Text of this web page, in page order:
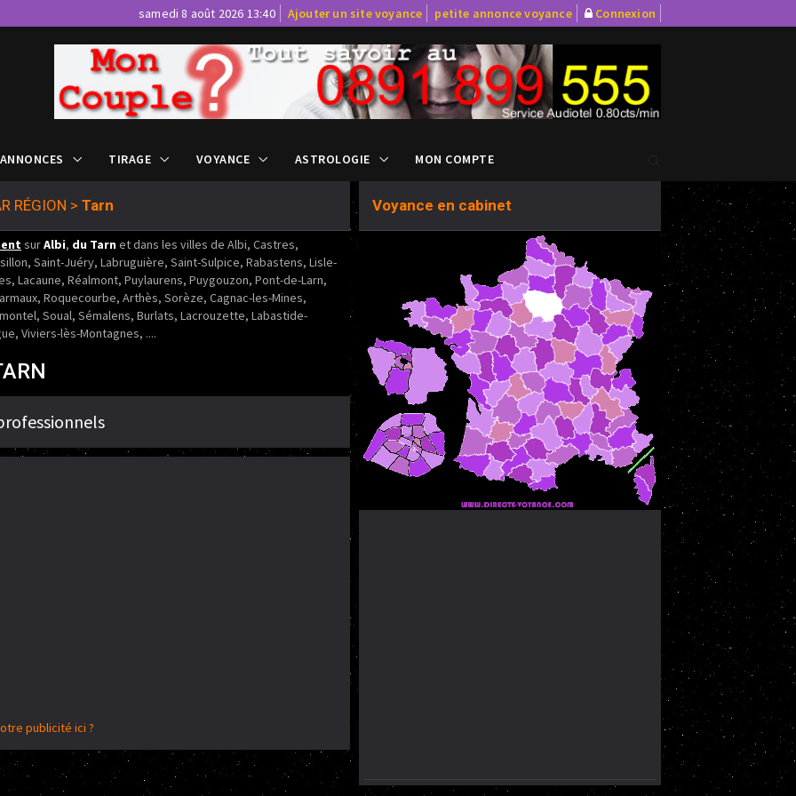
samedi 8 août 2026 13:40 Ajouter un site voyance petite annonce voyance Connexion
TIRAGE VOYANCE ASTROLOGIE MON COMPTE
RÉGION > Tarn
surAlbi, du Tarnet dans les villes de Albi, Castres,
Saint-Juéry, Labruguière, Saint-Sulpice, Rabastens, Lisle-
Lacaune, Réalmont, Puylaurens, Puygouzon, Pont-de-Larn,
Roquecourbe, Arthès, Sorèze, Cagnac-les-Mines,
Soual, Sémalens, Burlats, Lacrouzette, Labastide-
Viviers-lès-Montagnes, ....
publicité ici ?
Voyance en cabinet